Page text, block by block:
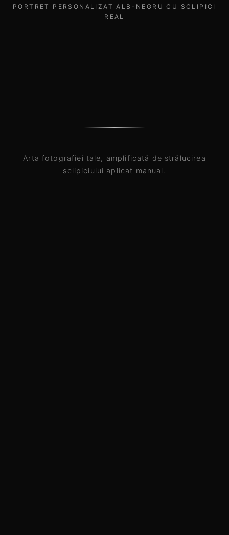
PORTRET PERSONALIZAT ALB-NEGRU CU SCLIPICI
REAL
Arta fotografiei tale, amplificată de strălucirea
sclipiciului aplicat manual.